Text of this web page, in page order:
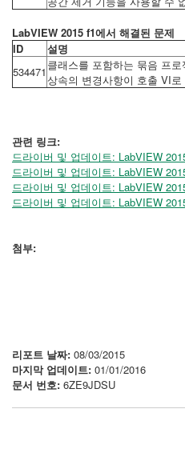
LabVIEW 2015 f1에서 해결된 문제
ID
설명
534471 클래스를 포함하는 묶음 프
상속의 변경사항이 호출 VI
관련 링크:
드라이버 및 업데이트: LabVIEW
드라이버 및 업데이트: LabVIEW
드라이버 및 업데이트: LabVIEW
드라이버 및 업데이트: LabVIEW
첨부:
리포트 날짜: 08/03/2015
마지막 업데이트: 01/01/2016
문서 번호: 6ZE9JDSU